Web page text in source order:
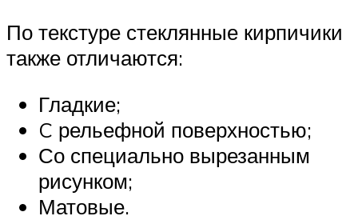
По текстуре стеклянные кирпичики
также отличаются:
Гладкие;
C рельефной поверхностью;
Со специально вырезанным
рисунком;
Матовые.